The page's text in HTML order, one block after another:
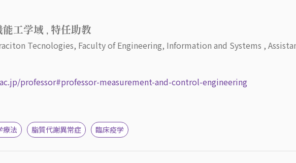
工学域 , 特任助教
Tecnologies, Faculty of Engineering, Information and Systems ,
professor#professor-measurement-and-control-engineering
療法 脂質代謝異常症 臨床疫学